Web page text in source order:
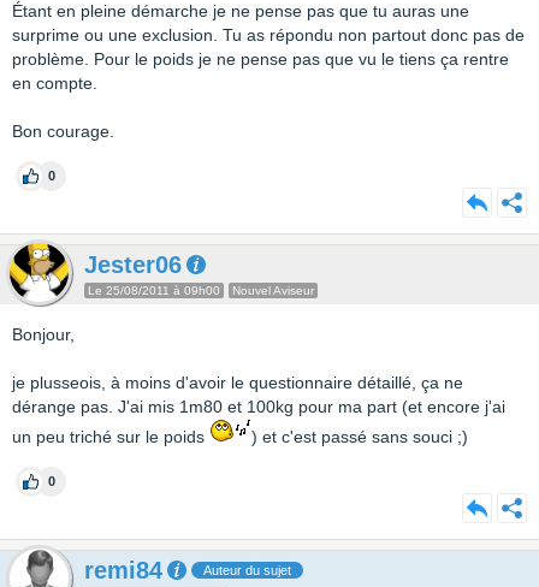
Étant en pleine démarche je ne pense pas que tu auras une
surprime ou une exclusion. Tu as répondu non partout donc pas de
problème. Pour le poids je ne pense pas que vu le tiens ça rentre
en compte.
Bon courage.
0
Jester06
Le 25/08/2011 à 09h00 Nouvel Aviseur
Bonjour,
je plusseois, à moins d'avoir le questionnaire détaillé, ça ne
dérange pas. J'ai mis 1m80 et 100kg pour ma part (et encore j'ai
un peu triché sur le poids
) et c'est passé sans souci ;)
0
remi84 Auteur du sujet